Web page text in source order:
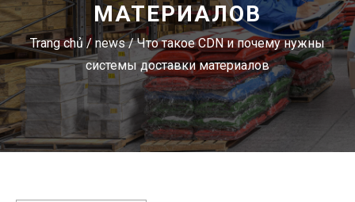
МАТЕРИАЛОВ
Trang chủ /news/Что такое CDN и почему нужны
системы доставки материалов